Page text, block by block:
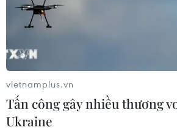
#Doanh nghiệp Tây Ninh
Theo dõi VietnamPlus
vietnamplus.vn
Tấn công gây nhiều thương
Ukraine